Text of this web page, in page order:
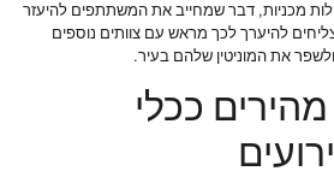
מכניות, דבר שמחייב את המשתתפים להיעזר
להיערך לכך מראש עם צוותים נוספים
את המוניטין שלהם בעיר.
מהירים ככלי